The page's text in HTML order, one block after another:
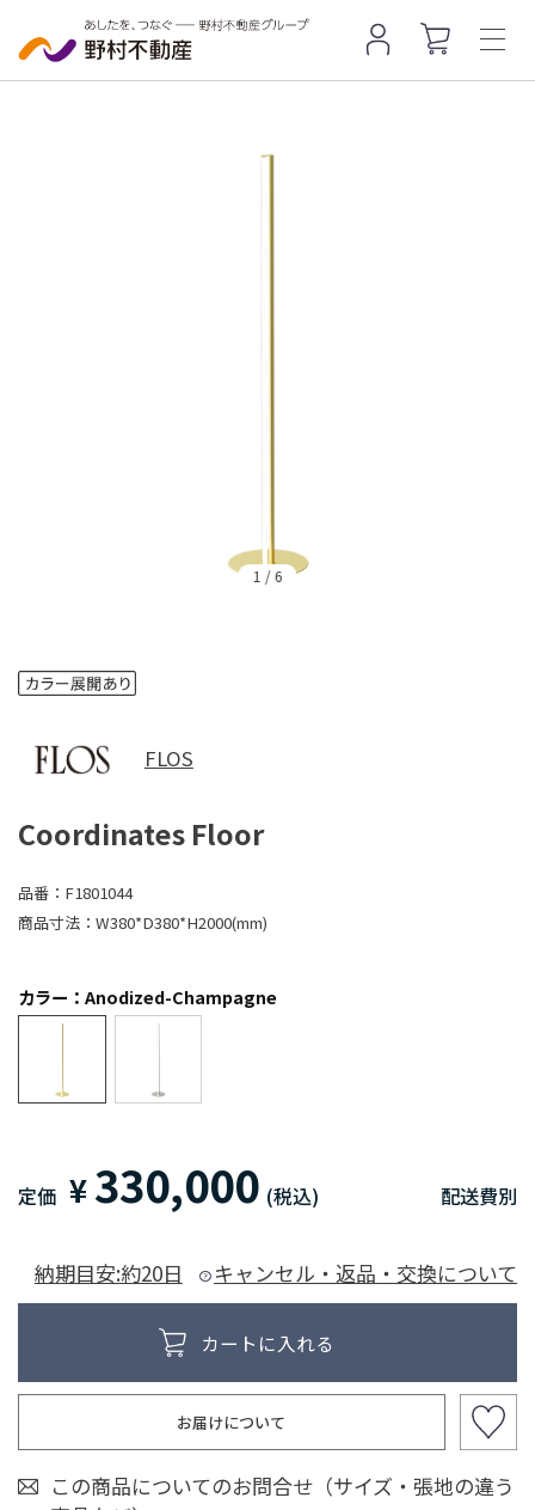
1 /6
FLOS
Coordinates Floor
品番： F1801044
商品寸法： W380*D380*H2000(mm)
カラー：Anodized-Champagne
定価 ¥330,000 (税込) 配送費別
納期目安:約20日 キャンセル・返品・交換について
お届けについて
この商品についてのお問合せ（サイズ・張地の違う